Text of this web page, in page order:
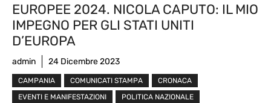
EUROPEE 2024. NICOLA CAPUTO: IL MIO
IMPEGNO PER GLI STATI UNITI
D’EUROPA
admin 24 Dicembre 2023
CAMPANIA COMUNICATI STAMPA
CRONACA
EVENTI E MANIFESTAZIONI
POLITICA NAZIONALE